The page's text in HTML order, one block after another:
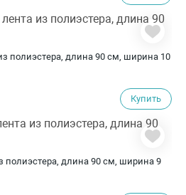
полиэстера, длина 90 см, ширина 10
Купить
полиэстера, длина 90 см, ширина 9